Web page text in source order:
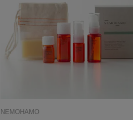
NEMOHAMO